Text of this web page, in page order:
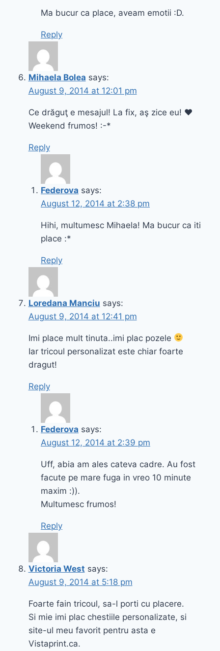
Ma bucur ca place, aveam emotii :D.
Reply
Mihaela Bolea says:
August 9, 2014 at 12:01 pm
Ce drăguţ e mesajul! La fix, aş zice eu! ♥
Weekend frumos! :-*
Reply
Federova says:
August 12, 2014 at 2:38 pm
Hihi, multumesc Mihaela! Ma bucur ca iti
place :*
Reply
Loredana Manciu says:
August 9, 2014 at 12:41 pm
Imi place mult tinuta..imi plac pozele
Iar tricoul personalizat este chiar foarte
dragut!
Reply
Federova says:
August 12, 2014 at 2:39 pm
Uff, abia am ales cateva cadre. Au fost
facute pe mare fuga in vreo 10 minute
maxim :)).
Multumesc frumos!
Reply
Victoria West says:
August 9, 2014 at 5:18 pm
Foarte fain tricoul, sa-l porti cu placere.
Si mie imi plac chestiile personalizate, si
site-ul meu favorit pentru asta e
Vistaprint.ca.